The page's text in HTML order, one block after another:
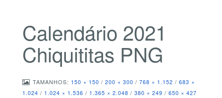
Calendário 2021
Chiquititas PNG
TAMANHOS: 150 × 150 / 200 × 300 / 768 × 1.152 / 683 ×
1.024 / 1.024 × 1.536 / 1.365 × 2.048 / 380 × 249 / 650 × 427